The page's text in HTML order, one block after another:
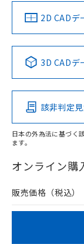
中国 RoHS 注
Pb
在庫等で未対応
問い合わせくだ
2D CADデ
3D CADデ
該非判定
日本の外為法に基づく
ます。
オンライン購
販売価格（税込）